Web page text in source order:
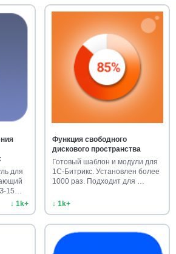
для
15…
↓ 1k+
Функция свободного
дискового пространства
Готовый шаблон и модули для
1С-Битрикс. Установлен более
1000 раз. Подходит для …
↓ 1k+